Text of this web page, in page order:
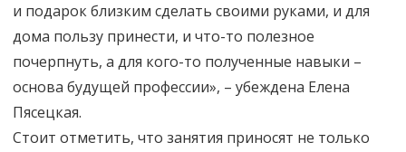
и подарок близким сделать своими руками, и для
дома пользу принести, и что-то полезное
почерпнуть, а для кого-то полученные навыки –
основа будущей профессии», – убеждена Елена
Пясецкая.
Стоит отметить, что занятия приносят не только